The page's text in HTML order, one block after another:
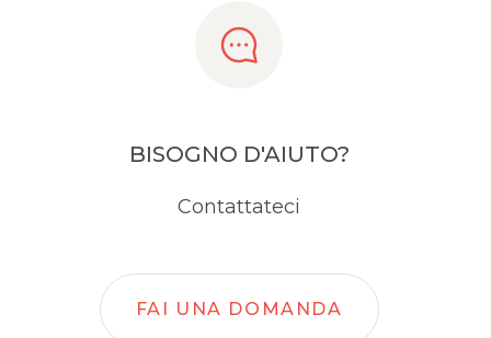
BISOGNO D'AIUTO?
Contattateci
FAI UNA DOMANDA